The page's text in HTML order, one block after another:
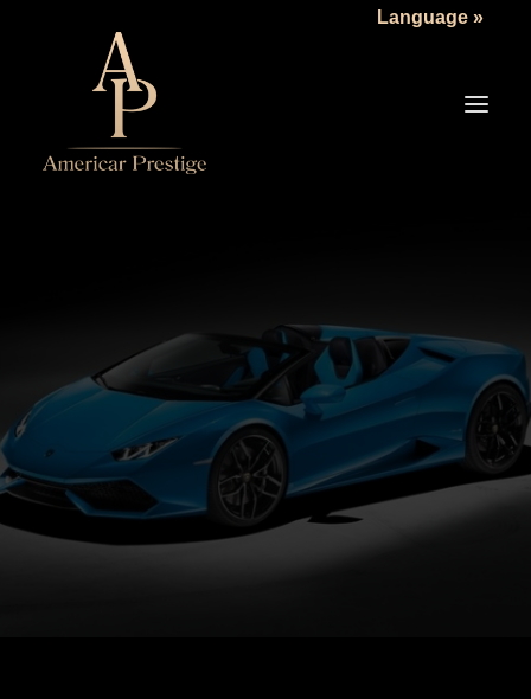
SERVICES
ACTUALITÉS
NOUS CONTACTER
Language »